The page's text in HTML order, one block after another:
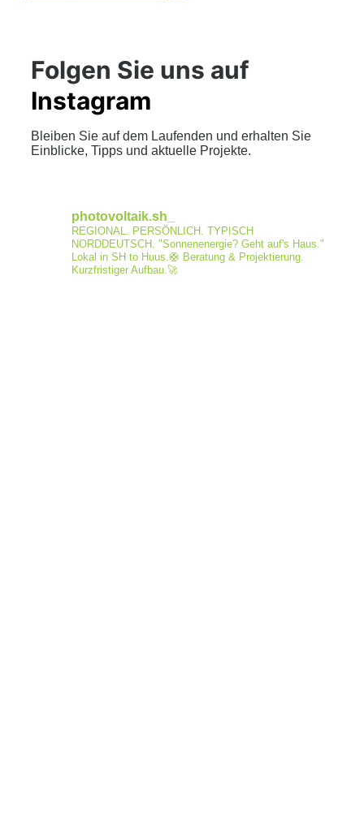
Folgen Sie uns auf
Instagram
Bleiben Sie auf dem Laufenden und erhalten Sie
Einblicke, Tipps und aktuelle Projekte.
photovoltaik.sh_
REGIONAL. PERSÖNLICH. TYPISCH
NORDDEUTSCH. "Sonnenenergie? Geht auf's Haus."
Lokal in SH to Huus.🛟 Beratung & Projektierung.
Kurzfristiger Aufbau.🚀